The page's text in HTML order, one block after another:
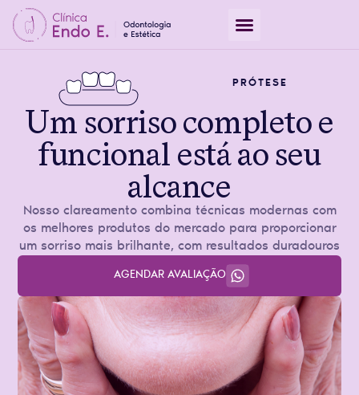
PRÓTESE
Um sorriso completo e
funcional está ao seu
alcance
Nosso clareamento combina técnicas modernas com
os melhores produtos do mercado para proporcionar
um sorriso mais brilhante, com resultados duradouros
AGENDAR AVALIAÇÃO